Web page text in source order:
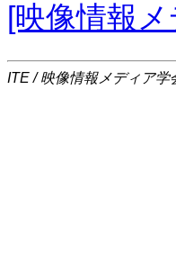
[映像情報
ITE / 映像情報メディア学